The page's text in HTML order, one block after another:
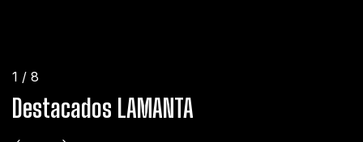
1 / 8
Destacados LAMANTA